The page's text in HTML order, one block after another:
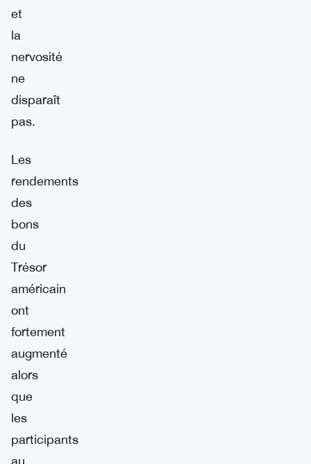
et
la
nervosité
ne
disparaît
pas.
Les
rendements
des
bons
du
Trésor
américain
ont
fortement
augmenté
alors
que
les
participants
au